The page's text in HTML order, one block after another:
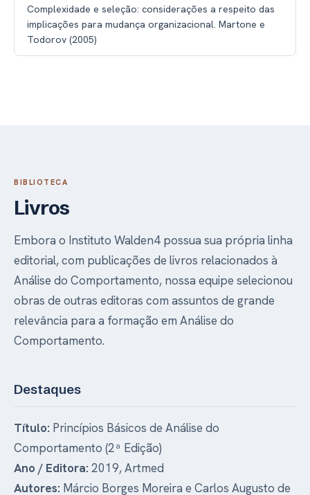
Complexidade e seleção: considerações a respeito das
implicações para mudança organizacional. Martone e
Todorov (2005)
BIBLIOTECA
Livros
Embora o Instituto Walden4 possua sua própria linha
editorial, com publicações de livros relacionados à
Análise do Comportamento, nossa equipe selecionou
obras de outras editoras com assuntos de grande
relevância para a formação em Análise do
Comportamento.
Destaques
Título: Princípios Básicos de Análise do
Comportamento (2ª Edição)
Ano / Editora: 2019, Artmed
Autores: Márcio Borges Moreira e Carlos Augusto de